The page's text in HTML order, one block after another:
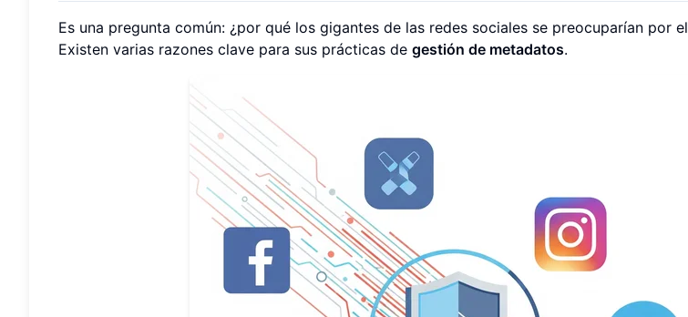
Es una pregunta común: ¿por qué los gigantes de las redes sociales se preocuparían por el
Existen varias razones clave para sus prácticas de gestión de metadatos.